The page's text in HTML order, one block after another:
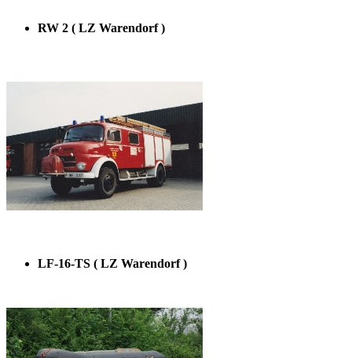
RW 2 ( LZ Warendorf )
LF-16-TS ( LZ Warendorf )